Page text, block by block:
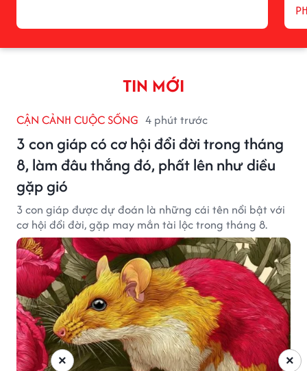
TIN MỚI
CẬN CẢNH CUỘC SỐNG 4 phút trước
3 con giáp có cơ hội đổi đời trong tháng
8, làm đâu thắng đó, phất lên như diều
gặp gió
3 con giáp được dự đoán là những cái tên nổi bật với
cơ hội đổi đời, gặp may mắn tài lộc trong tháng 8.
×
×